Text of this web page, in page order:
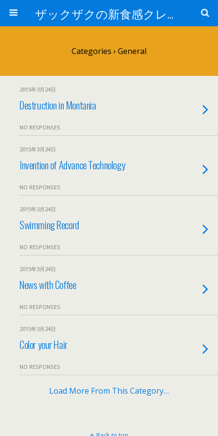
ザックザクの新食感クレープ|CREPE & CAFE Hi5
Categories › General
2015年3月24日
Destruction in Montania
NO RESPONSES
2015年3月24日
Invention of Advance Technology
NO RESPONSES
2015年3月24日
Swimming Record
NO RESPONSES
2015年3月24日
News with Coffee
NO RESPONSES
2015年3月24日
Color your Hair
NO RESPONSES
Load More From This Category…